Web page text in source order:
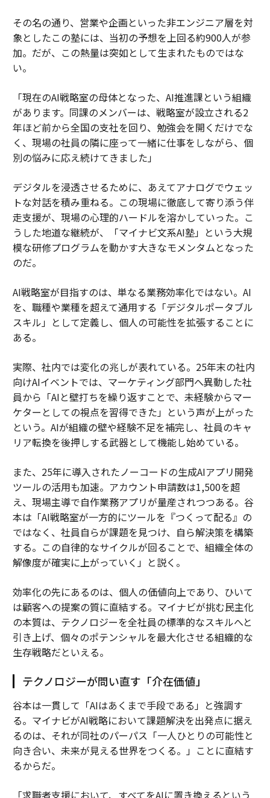
その名の通り、営業や企画といった非エンジニア層を対
象としたこの塾には、当初の予想を上回る約900人が参
加。だが、この熱量は突如として生まれたものではな
い。
「現在のAI戦略室の母体となった、AI推進課という組織
があります。同課のメンバーは、戦略室が設立される2
年ほど前から全国の支社を回り、勉強会を開くだけでな
く、現場の社員の隣に座って一緒に仕事をしながら、個
別の悩みに応え続けてきました」
デジタルを浸透させるために、あえてアナログでウェッ
トな対話を積み重ねる。この現場に徹底して寄り添う伴
走支援が、現場の心理的ハードルを溶かしていった。こ
うした地道な継続が、「マイナビ文系AI塾」という大規
模な研修プログラムを動かす大きなモメンタムとなった
のだ。
AI戦略室が目指すのは、単なる業務効率化ではない。AI
を、職種や業種を超えて通用する「デジタルポータブル
スキル」として定義し、個人の可能性を拡張することに
ある。
実際、社内では変化の兆しが表れている。25年末の社内
向けAIイベントでは、マーケティング部門へ異動した社
員から「AIと壁打ちを繰り返すことで、未経験からマー
ケターとしての視点を習得できた」という声が上がった
という。AIが組織の壁や経験不足を補完し、社員のキャ
リア転換を後押しする武器として機能し始めている。
また、25年に導入されたノーコードの生成AIアプリ開発
ツールの活用も加速。アカウント申請数は1,500を超
え、現場主導で自作業務アプリが量産されつつある。谷
本は「AI戦略室が一方的にツールを『つくって配る』の
ではなく、社員自らが課題を見つけ、自ら解決策を構築
する。この自律的なサイクルが回ることで、組織全体の
解像度が確実に上がっていく」と説く。
効率化の先にあるのは、個人の価値向上であり、ひいて
は顧客への提案の質に直結する。マイナビが挑む民主化
の本質は、テクノロジーを全社員の標準的なスキルへと
引き上げ、個々のポテンシャルを最大化させる組織的な
生存戦略だといえる。
テクノロジーが問い直す「介在価値」
谷本は一貫して「AIはあくまで手段である」と強調す
る。マイナビがAI戦略において課題解決を出発点に据え
るのは、それが同社のパーパス「一人ひとりの可能性と
向き合い、未来が見える世界をつくる。」ことに直結す
るからだ。